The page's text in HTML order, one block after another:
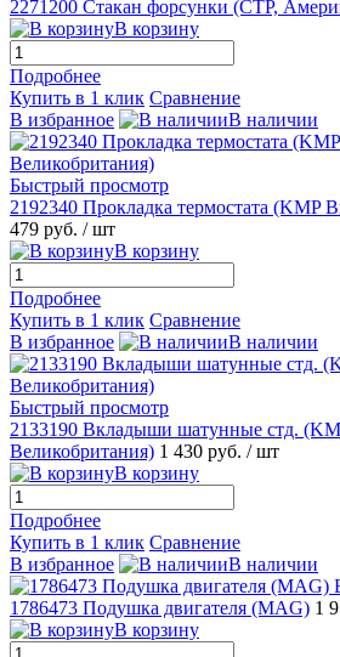
2271200 Стакан форсунки (CTP,
В корзину
Подробнее
Купить в 1 клик Сравнение
В избранное
В наличии
Быстрый просмотр
2192340 Прокладка термостата (KMP
479 руб. / шт
В корзину
Подробнее
Купить в 1 клик Сравнение
В избранное
В наличии
Быстрый просмотр
2133190 Вкладыши шатунные стд.
Великобритания) 1 430 руб. / шт
В корзину
Подробнее
Купить в 1 клик Сравнение
В избранное
В наличии
1786473 Подушка двигателя (MAG) 1
В корзину